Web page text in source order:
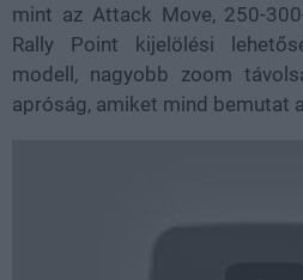
mint az Attack Move, 250-
Rally Point kijelölési
modell, nagyobb zoom
apróság, amiket mind bemutat